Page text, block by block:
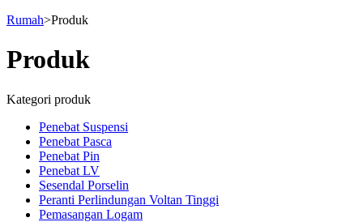
Rumah>Produk
Produk
Kategori produk
Penebat Suspensi
Penebat Pasca
Penebat Pin
Penebat LV
Sesendal Porselin
Peranti Perlindungan Voltan Tinggi
Pemasangan Logam